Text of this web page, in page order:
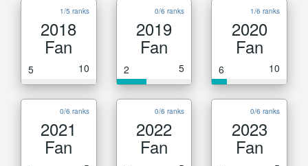
1/5 ranks
2018
Fan
5 10
0/6 ranks
2019
Fan
2 5
1/6 ranks
2020
Fan
6 10
0/6 ranks
2021
Fan
0/6 ranks
2022
Fan
0/6 ranks
2023
Fan